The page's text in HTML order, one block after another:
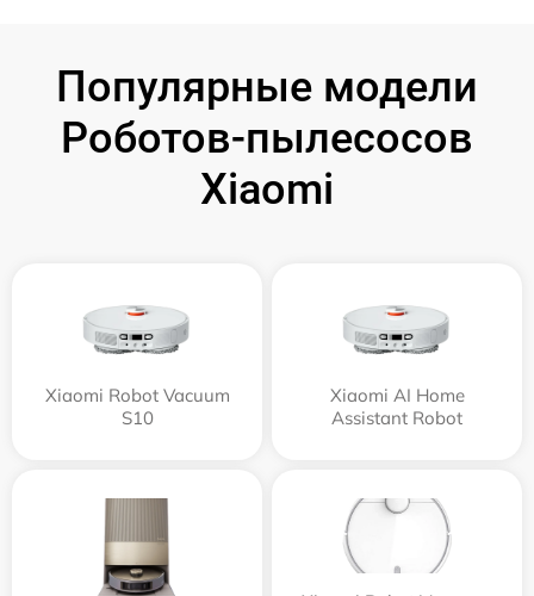
Популярные модели
Роботов-пылесосов
Xiaomi
Xiaomi Robot Vacuum
S10
Xiaomi AI Home
Assistant Robot